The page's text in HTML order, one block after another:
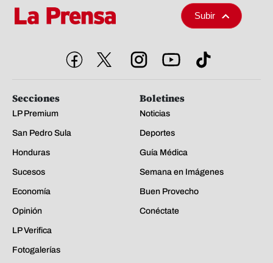
Subir
Secciones
LP Premium
San Pedro Sula
Honduras
Sucesos
Economía
Opinión
LP Verifica
Fotogalerías
Boletines
Noticias
Deportes
Guía Médica
Semana en Imágenes
Buen Provecho
Conéctate